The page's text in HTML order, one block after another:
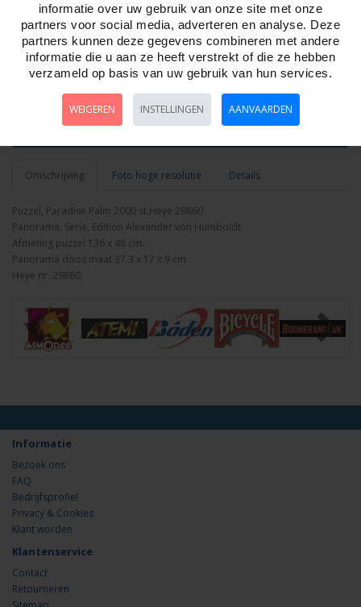
Aantal
Bestellen
Omschrijving Foto hoge resolutie Details
Puzzel, Paradise Palm 2000 st.Heye 29860
Panorama. Serie, Edition Alexander von Humboldt.
Afmeting puzzel 136 x 48 cm.
Panorama doos maat 37.3 x 17 x 9 cm.
Heye nr. 29860.
Informatie
Bezoek ons
FAQ
Bedrijfsprofiel
Privacy & Cookies
Klant worden
Klantenservice
Contact
Retourneren
informatie over uw gebruik van onze site met onze
partners voor social media, adverteren en analyse. Deze
partners kunnen deze gegevens combineren met andere
informatie die u aan ze heeft verstrekt of die ze hebben
verzameld op basis van uw gebruik van hun services.
WEIGEREN INSTELLINGEN AANVAARDEN